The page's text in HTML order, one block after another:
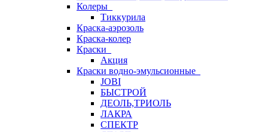
Колеры
Тиккурила
Краска-аэрозоль
Краска-колер
Краски
Акция
Краски водно-эмульсионные
JOBI
БЫСТРОЙ
ДЕОЛЬ,ТРИОЛЬ
ЛАКРА
СПЕКТР